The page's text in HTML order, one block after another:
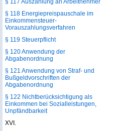
§ 117 Auszahlung an Arbeitnehmer
§ 118 Energiepreispauschale im
Einkommensteuer-
Vorauszahlungsverfahren
§ 119 Steuerpflicht
§ 120 Anwendung der
Abgabenordnung
§ 121 Anwendung von Straf- und
Bußgeldvorschriften der
Abgabenordnung
§ 122 Nichtberücksichtigung als
Einkommen bei Sozialleistungen,
Unpfändbarkeit
XVI.